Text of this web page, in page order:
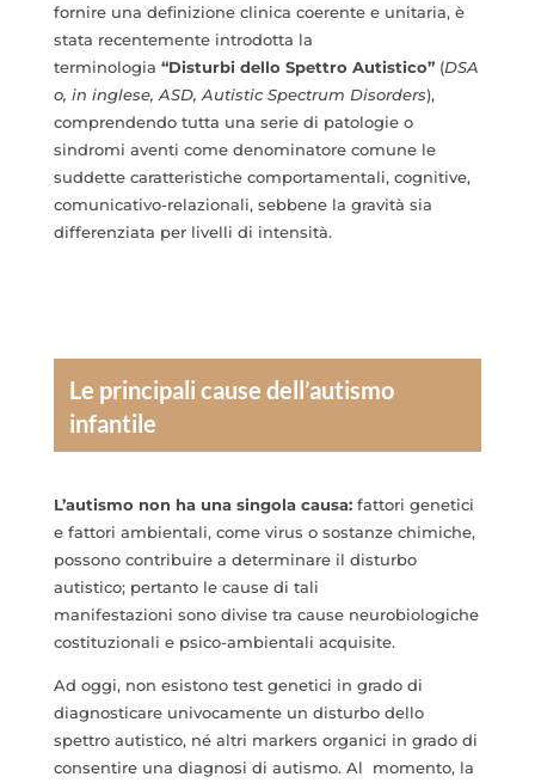
fornire una definizione clinica coerente e unitaria, è
stata recentemente introdotta la
terminologia “Disturbi dello Spettro Autistico”(DSA
o, in inglese, ASD, Autistic Spectrum Disorders),
comprendendo tutta una serie di patologie o
sindromi aventi come denominatore comune le
suddette caratteristiche comportamentali, cognitive,
comunicativo-relazionali, sebbene la gravità sia
differenziata per livelli di intensità.
Le principali cause dell’autismo
infantile
L’autismo non ha una singola causa: fattori genetici
e fattori ambientali, come virus o sostanze chimiche,
possono contribuire a determinare il disturbo
autistico; pertanto le cause di tali
manifestazioni sono divise tra cause neurobiologiche
costituzionali e psico-ambientali acquisite.
Ad oggi, non esistono test genetici in grado di
diagnosticare univocamente un disturbo dello
spettro autistico, né altri markers organici in grado di
consentire una diagnosi di autismo. Al momento, la